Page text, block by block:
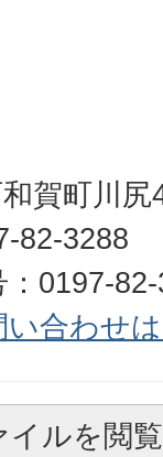
賀町川
82-3288
0197-
い合わせ
イルを閲